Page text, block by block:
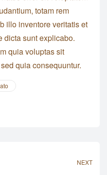
totam rem
illo inventore veritatis et
dicta sunt explicabo.
quia voluptas sit
quia consequuntur.
NEXT